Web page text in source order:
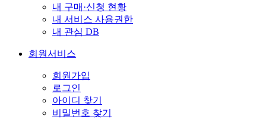
내 구매·신청 현황
내 서비스 사용권한
내 관심 DB
회원서비스
회원가입
로그인
아이디 찾기
비밀번호 찾기